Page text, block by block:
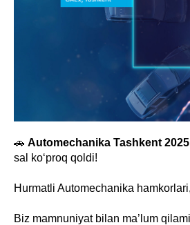
🚗 Automechanika Tashkent 2025
sal ko‘proq qoldi!
Hurmatli Automechanika hamkorlari,
Biz mamnuniyat bilan ma’lum